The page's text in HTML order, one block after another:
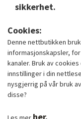
sikkerhet.
Cookies:
Denne nettbutikken
informasjonskapsler,
kanaler. Bruk av
innstillinger i din
nysgjerrig på vår bruk
disse?